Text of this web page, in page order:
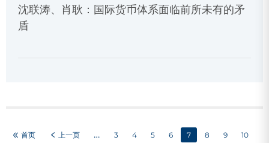
沈联涛、肖耿：国际货币体系面临前所未有的矛
盾
首页 上一页 … Page
3 Page
4 Page
5 Page
6
当
7 Page
8 Page
9 Page
10